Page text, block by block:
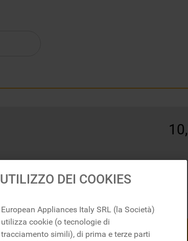
10,
UTILIZZO DEI COOKIES
European Appliances Italy SRL (la Società)
utilizza cookie (o tecnologie di
tracciamento simili), di prima e terze parti